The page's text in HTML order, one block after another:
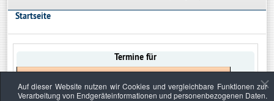
Startseite
Termine für
Auf dieser Website nutzen wir Cookies und vergleichbare Funktionen zur
Verarbeitung von Endgeräteinformationen und personenbezogenen Daten.